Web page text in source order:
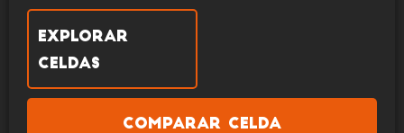
Explorar
celdas
Comparar celda